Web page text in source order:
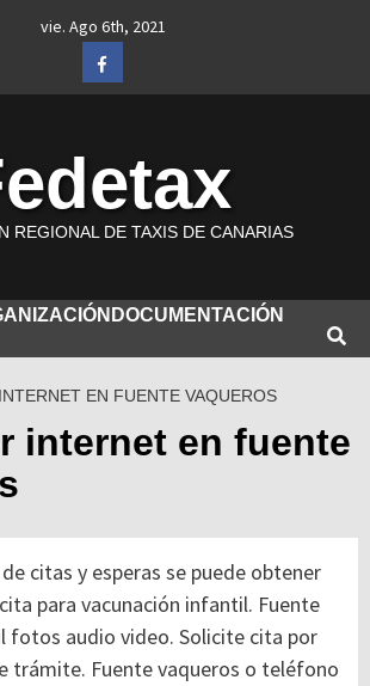
vie. Ago 6th, 2021
Facebook
REGIONAL DE TAXIS DE CANARIAS
DOCUMENTACIÓN
EN FUENTE VAQUEROS
internet en fuente
citas y esperas se puede obtener
para vacunación infantil. Fuente
fotos audio video. Solicite cita por
trámite. Fuente vaqueros o teléfono